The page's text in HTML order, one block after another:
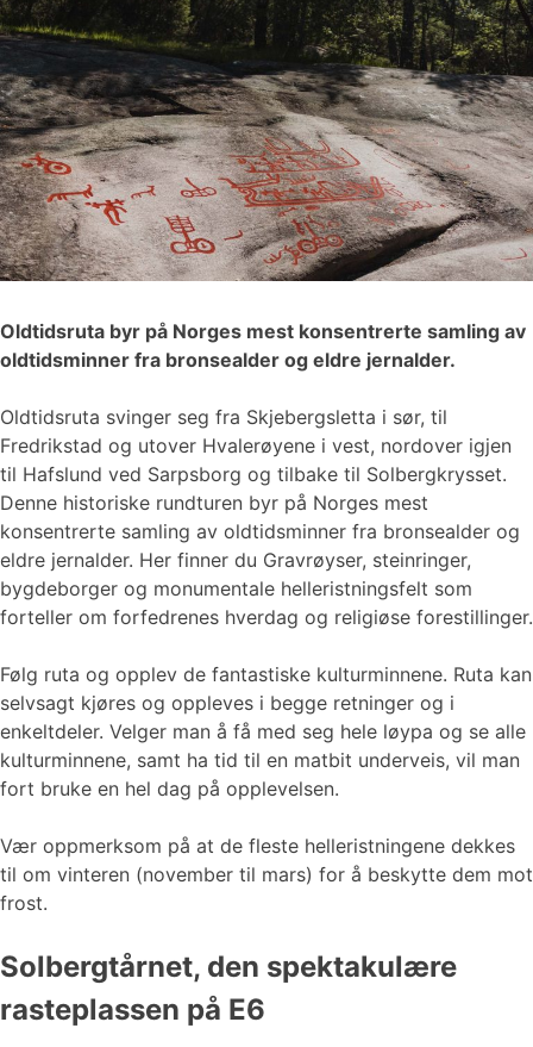
Oldtidsruta byr på Norges mest konsentrerte samling av
oldtidsminner fra bronsealder og eldre jernalder.
Oldtidsruta svinger seg fra Skjebergsletta i sør, til
Fredrikstad og utover Hvalerøyene i vest, nordover igjen
til Hafslund ved Sarpsborg og tilbake til Solbergkrysset.
Denne historiske rundturen byr på Norges mest
konsentrerte samling av oldtidsminner fra bronsealder og
eldre jernalder. Her finner du Gravrøyser, steinringer,
bygdeborger og monumentale helleristningsfelt som
forteller om forfedrenes hverdag og religiøse forestillinger.
Følg ruta og opplev de fantastiske kulturminnene. Ruta kan
selvsagt kjøres og oppleves i begge retninger og i
enkeltdeler. Velger man å få med seg hele løypa og se alle
kulturminnene, samt ha tid til en matbit underveis, vil man
fort bruke en hel dag på opplevelsen.
Vær oppmerksom på at de fleste helleristningene dekkes
til om vinteren (november til mars) for å beskytte dem mot
frost.
Solbergtårnet, den spektakulære
rasteplassen på E6